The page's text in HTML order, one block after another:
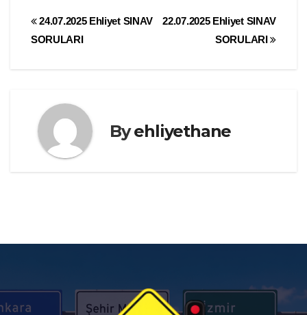
Yazı
22.07.2025 Ehliyet SINAV
SORULARI
24.07.2025 Ehliyet SINAV
SORULARI
Byehliyethane